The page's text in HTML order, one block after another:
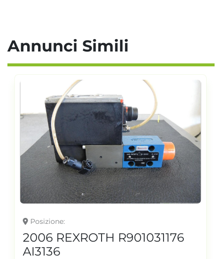
Annunci Simili
Posizione
2006 REXROTH R901031176
AI3136